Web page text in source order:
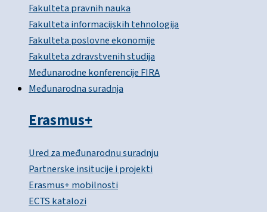
Fakulteta pravnih nauka
Fakulteta informacijskih tehnologija
Fakulteta poslovne ekonomije
Fakulteta zdravstvenih studija
Međunarodne konferencije FIRA
Međunarodna suradnja
Erasmus+
Ured za međunarodnu suradnju
Partnerske insitucije i projekti
Erasmus+ mobilnosti
ECTS katalozi